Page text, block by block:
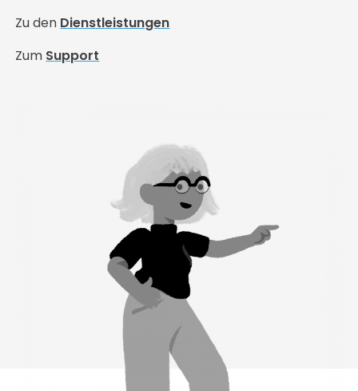
Zu den Dienstleistungen
Zum Support